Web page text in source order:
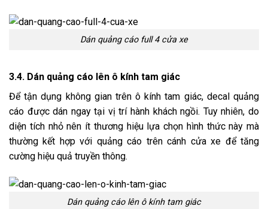
Dán quảng cáo full 4 cửa xe
3.4. Dán quảng cáo lên ô kính tam giác
Để tận dụng không gian trên ô kính tam giác, decal quảng
cáo được dán ngay tại vị trí hành khách ngồi. Tuy nhiên, do
diện tích nhỏ nên ít thương hiệu lựa chọn hình thức này mà
thường kết hợp với quảng cáo trên cánh cửa xe để tăng
cường hiệu quả truyền thông.
Dán quảng cáo lên ô kính tam giác